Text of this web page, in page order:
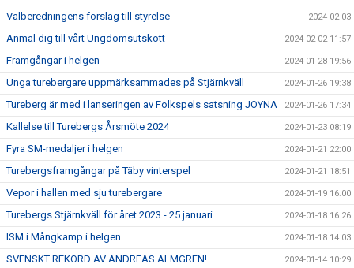
Valberedningens förslag till styrelse 2024-02-03
Anmäl dig till vårt Ungdomsutskott 2024-02-02 11:57
Framgångar i helgen 2024-01-28 19:56
Unga turebergare uppmärksammades på Stjärnkväll 2024-01-26 19:38
Tureberg är med i lanseringen av Folkspels satsning JOYNA 2024-01-26 17:34
Kallelse till Turebergs Årsmöte 2024 2024-01-23 08:19
Fyra SM-medaljer i helgen 2024-01-21 22:00
Turebergsframgångar på Täby vinterspel 2024-01-21 18:51
Vepor i hallen med sju turebergare 2024-01-19 16:00
Turebergs Stjärnkväll för året 2023 - 25 januari 2024-01-18 16:26
ISM i Mångkamp i helgen 2024-01-18 14:03
SVENSKT REKORD AV ANDREAS ALMGREN! 2024-01-14 10:29